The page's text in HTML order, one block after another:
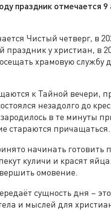
праздник отмечается 9
Чистый четверг, в
у христиан, в
храмовую службу
к Тайной вечери,
незадолго до
в те минуты
стараются причащаться.
начинать готовить
куличи и красят
омовение.
сущность дня –
и мыслей для